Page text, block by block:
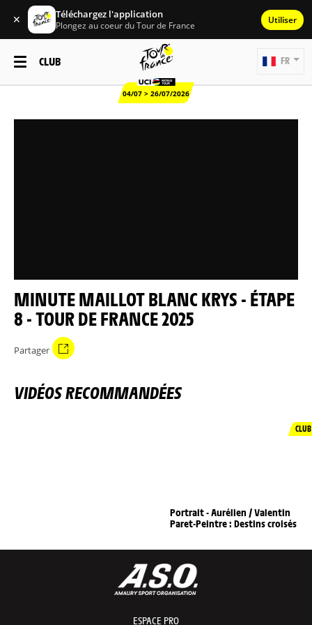
✕ Téléchargez l'application
Plongez au coeur du Tour de France Utiliser
CLUB
04/07 > 26/07/2026
FR
MINUTE MAILLOT BLANC KRYS - ÉTAPE
8 - TOUR DE FRANCE 2025
Partager
VIDÉOS RECOMMANDÉES
CLUB
Portrait - Aurélien / Valentin
Paret-Peintre : Destins croisés
ESPACE PRO